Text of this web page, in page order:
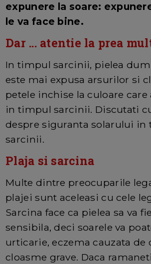
expunere la soare:
le va face bine.
Dar ... atentie la prea
In timpul sarcinii, pielea
este mai expusa arsurilor si
petele inchise la culoare care
in timpul sarcinii. Discutati
despre siguranta solarului in
sarcinii.
Plaja si sarcina
Multe dintre preocuparile
plajei sunt aceleasi cu cele
Sarcina face ca pielea sa va
sensibila, deci soarele va
urticarie, eczema cauzata de
cloasme grave. Daca